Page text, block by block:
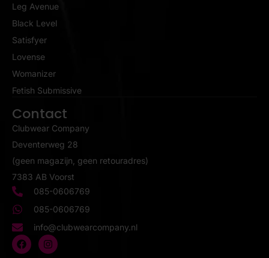
Leg Avenue
Black Level
Satisfyer
Lovense
Womanizer
Fetish Submissive
Contact
Clubwear Company
Deventerweg 28
(geen magazijn, geen retouradres)
7383 AB Voorst
085-0606769
085-0606769
info@clubwearcompany.nl